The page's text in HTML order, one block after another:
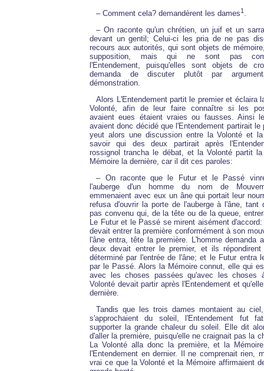
– Comment cela? demandèrent les dames1
– On raconte qu'un chrétien, un juif et un
devant un gentil; Celui-ci les pria de ne pas
recours aux autorités, qui sont objets de
supposition, mais qui ne sont pas
l'Entendement, puisqu'elles sont objets de
demanda de discuter plutôt par
démonstration.
Alors L'Entendement partit le premier et éclaira
Volonté, afin de leur faire connaître si les
avaient eues étaient vraies ou fausses. Ainsi
avaient donc décidé que l'Entendement partirait le
yeut alors une discussion entre la Volonté et
savoir qui des deux partirait après
rossignol trancha le débat, et la Volonté partit
Mémoire la dernière, car il dit ces paroles:
– On raconte que le Futur et le Passé
l'auberge d'un homme du nom de
emmenaient avec eux un âne qui portait leur
refusa d'ouvrir la porte de l'auberge à l'âne, tant
pas convenu qui, de la tête ou de la queue,
Le Futur et le Passé se mirent aisément
devait entrer la première conformément à son
l'âne entra, tête la première. L'homme demanda
deux devait entrer le premier, et ils
déterminé par l'entrée de l'âne; et le Futur entra
par le Passé. Alors la Mémoire connut, elle qui
avec les choses passées qu'avec les choses
Volonté devait partir après l'Entendement et
dernière.
Tandis que les trois dames montaient au
s'approchaient du soleil, l'Entendement fut
supporter la grande chaleur du soleil. Elle dit
d'aller la première, puisqu'elle ne craignait pas la
La Volonté alla donc la première, et la
l'Entendement en dernier. Il ne comprenait rien,
vrai ce que la Volonté et la Mémoire affirmaient